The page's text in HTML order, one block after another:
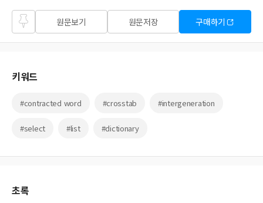
즐겨
찾기
원문보기 원문저장 구매하기
키워드
#contracted word #crosstab #intergeneration
#select #list #dictionary
초록